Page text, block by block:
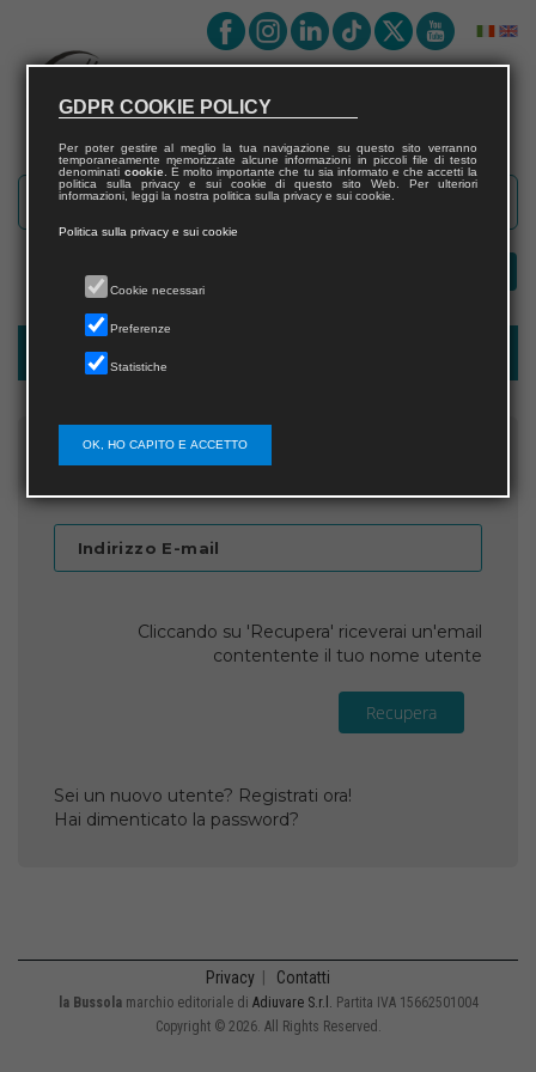
Recupera username
Inserisci l'indirizzo email che hai fornito in fase di
Indirizzo E-mail
Cliccando su 'Recupera' riceverai un'email
contentente il tuo nome utente
Recupera
Sei un nuovo utente? Registrati ora!
Hai dimenticato la password?
Privacy Contatti
la Bussolamarchio editoriale di Adiuvare S.r.l. Partita IVA 15662501004
Copyright © 2026. All Rights Reserved.
GDPR COOKIE POLICY
Per poter gestire al meglio la tua navigazione su questo sito verranno
temporaneamente memorizzate alcune informazioni in piccoli file di testo
denominati cookie. È molto importante che tu sia informato e che accetti la
politica sulla privacy e sui cookie di questo sito Web. Per ulteriori
informazioni, leggi la nostra politica sulla privacy e sui cookie.
Politica sulla privacy e sui cookie
Cookie necessari
Preferenze
Statistiche
OK, HO CAPITO E ACCETTO